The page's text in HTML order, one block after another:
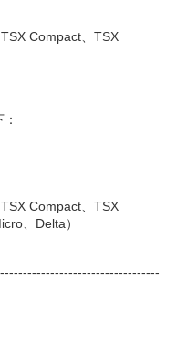
Compact、TSX
Compact、TSX
、Delta）